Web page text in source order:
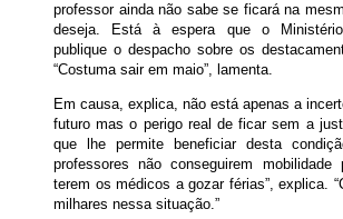
professor ainda não sabe se ficará na
deseja. Está à espera que o
publique o despacho sobre os
“Costuma sair em maio”, lamenta.
Em causa, explica, não está apenas a
futuro mas o perigo real de ficar sem a
que lhe permite beneficiar desta
professores não conseguirem mobilidade
terem os médicos a gozar férias”, explica.
milhares nessa situação.”